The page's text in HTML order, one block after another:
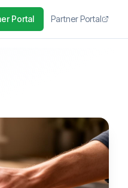
Portal Partner Portal